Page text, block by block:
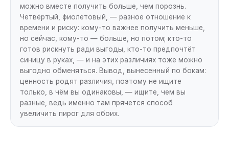
можно вместе получить больше, чем порознь.
Четвёртый, фиолетовый, — разное отношение к
времени и риску: кому-то важнее получить меньше,
но сейчас, кому-то — больше, но потом; кто-то
готов рискнуть ради выгоды, кто-то предпочтёт
синицу в руках, — и на этих различиях тоже можно
выгодно обменяться. Вывод, вынесенный по бокам:
ценность родят различия, поэтому не ищите
только, в чём вы одинаковы, — ищите, чем вы
разные, ведь именно там прячется способ
увеличить пирог для обоих.